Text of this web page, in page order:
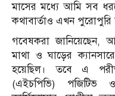
মাসের মধ্যে আমি সব
কথাবার্তাও এখন পুরোপুরি
গবেষকরা জানিয়েছেন,
মাথা ও ঘাড়ের
হয়েছিল। তবে এ
(এইচপিভি) পজিটিভ